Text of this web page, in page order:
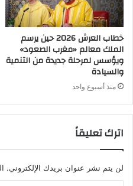
خطاب العرش 2026 حين يرسم
الملك معالم «مغرب الصعود»
ويؤسس لمرحلة جديدة من التنمية
والسيادة
منذ أسبوع واحد
اترك تعليقاً
لن يتم نشر عنوان بريدك الإلكتروني.